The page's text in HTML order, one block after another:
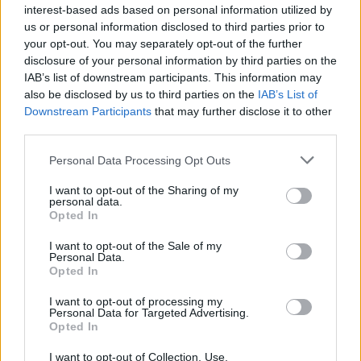
interest-based ads based on personal information utilized by
us or personal information disclosed to third parties prior to
your opt-out. You may separately opt-out of the further
disclosure of your personal information by third parties on the
IAB’s list of downstream participants. This information may
also be disclosed by us to third parties on the IAB’s List of
Downstream Participants that may further disclose it to other
Personal Data Processing Opt Outs
I want to opt-out of the Sharing of my
personal data.
Opted In
I want to opt-out of the Sale of my
Personal Data.
Opted In
I want to opt-out of processing my
Personal Data for Targeted Advertising.
Opted In
I want to opt-out of Collection, Use,
Tension artérielle - beta bloquant
Abilify (289)
Psychose / schizophrénie - antipsychotique
Victoza (261)
Diabètes - médicaments oraux
Concerta (252)
ADHD - psychostimulants
Roaccutane (245)
Keppra (245)
Epilepsie
Doxycycline (243)
Antibiotiques - tetracyclines
Laroxyl (239)
Dépression - antidépresseurs TCA